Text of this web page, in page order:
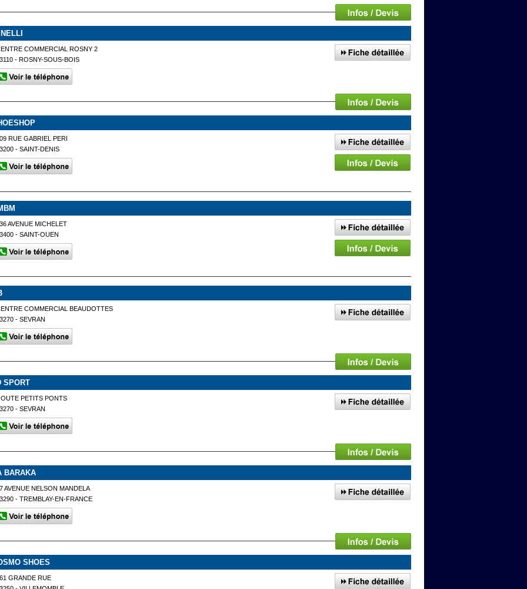
COMMERCIAL ROSNY 2
- ROSNY-SOUS-BOIS
RUE GABRIEL PERI
- SAINT-DENIS
AVENUE MICHELET
- SAINT-OUEN
COMMERCIAL BEAUDOTTES
- SEVRAN
SPORT
PETITS PONTS
- SEVRAN
BARAKA
AVENUE NELSON MANDELA
- TREMBLAY-EN-FRANCE
SHOES
GRANDE RUE